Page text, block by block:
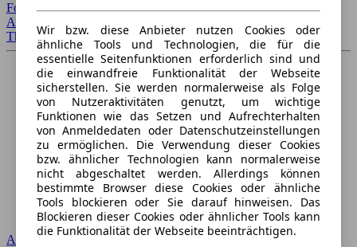
Forum Startseite
Alle Auto-Foren
Themen-Forum
Audi
Wir bzw. diese Anbieter nutzen Cookies oder
ähnliche Tools und Technologien, die für die
essentielle Seitenfunktionen erforderlich sind und
die einwandfreie Funktionalität der Webseite
sicherstellen. Sie werden normalerweise als Folge
von Nutzeraktivitäten genutzt, um wichtige
Funktionen wie das Setzen und Aufrechterhalten
von Anmeldedaten oder Datenschutzeinstellungen
zu ermöglichen. Die Verwendung dieser Cookies
bzw. ähnlicher Technologien kann normalerweise
nicht abgeschaltet werden. Allerdings können
bestimmte Browser diese Cookies oder ähnliche
Tools blockieren oder Sie darauf hinweisen. Das
Blockieren dieser Cookies oder ähnlicher Tools kann
die Funktionalität der Webseite beeinträchtigen.